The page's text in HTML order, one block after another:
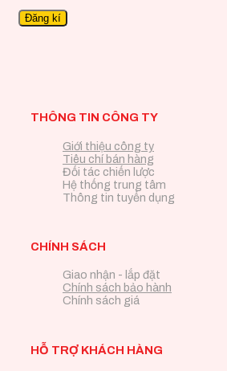
THÔNG TIN CÔNG TY
Giới thiệu công ty
Tiêu chí bán hàng
Đối tác chiến lược
Hệ thống trung tâm
Thông tin tuyển dụng
CHÍNH SÁCH
Giao nhận - lắp đặt
Chính sách bảo hành
Chính sách giá
HỖ TRỢ KHÁCH HÀNG